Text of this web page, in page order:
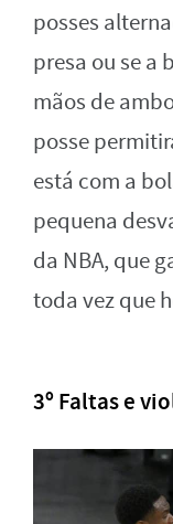
posses
presa ou se a
mãos de
posse
está com a
pequena
da NBA, que
toda vez que
3º Faltas e